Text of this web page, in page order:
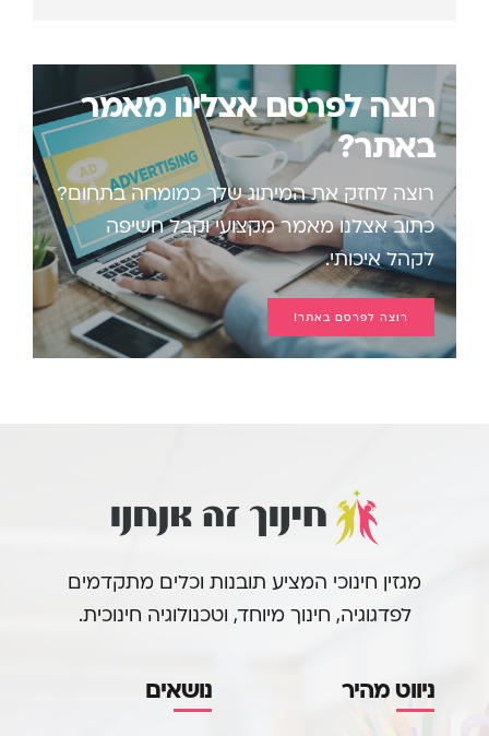
רוצה לפרסם אצלינו מאמר
באתר?
רוצה לחזק את המיתוג שלך כמומחה בתחום?
כתוב אצלנו מאמר מקצועי וקבל חשיפה
לקהל איכותי.
רוצה לפרסם באתר!
מגזין חינוכי המציע תובנות וכלים מתקדמים
לפדגוגיה, חינוך מיוחד, וטכנולוגיה חינוכית.
ניווט מהיר נושאים